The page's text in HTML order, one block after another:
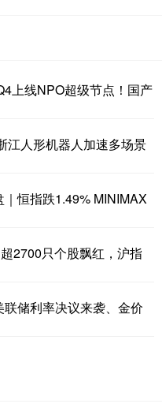
上线NPO超级节点！国产
江人形机器人加速多场景
恒指跌1.49% MINIMAX
2700只个股飘红，沪指
储利率决议来袭、金价